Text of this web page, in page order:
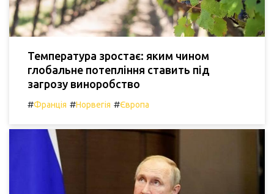
Температура зростає: яким чином
глобальне потепління ставить під
загрозу виноробство
#Франція #Норвегія #Європа